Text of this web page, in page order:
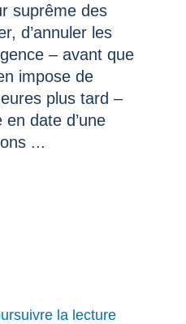
suprême des
d’annuler les
– avant que
impose de
plus tard –
date d’une
...
la lecture